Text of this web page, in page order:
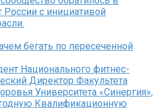
с инициативой
бегать по пересеченной
Национального фитнес-
Директор Факультета
Университета «Синергия»,
Квалификационную